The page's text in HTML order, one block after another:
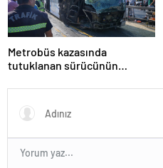
Metrobüs kazasında
tutuklanan sürücünün